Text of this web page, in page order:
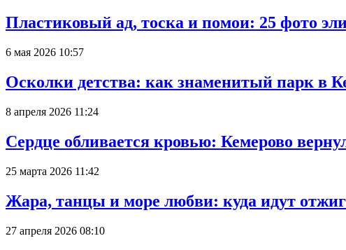
Пластиковый ад, тоска и помои: 25 фото
6 мая 2026 10:57
Осколки детства: как знаменитый парк в
8 апреля 2026 11:24
Сердце обливается кровью: Кемерово
25 марта 2026 11:42
Жара, танцы и море любви: куда идут
27 апреля 2026 08:10